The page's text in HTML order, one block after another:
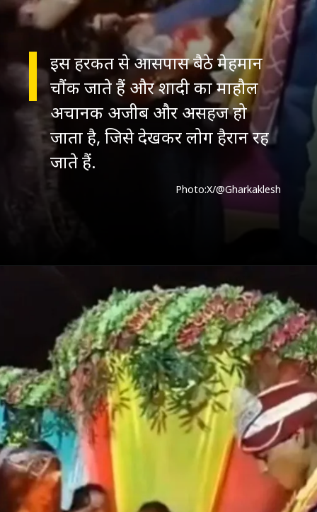
इस हरकत से आसपास बैठे मेहमान
चौंक जाते हैं और शादी का माहौल
अचानक अजीब और असहज हो
जाता है, जिसे देखकर लोग हैरान रह
जाते हैं.
Photo:X/@Gharkaklesh